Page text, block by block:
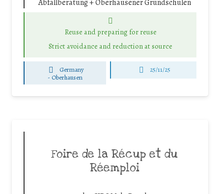
Abfallberatung + Oberhausener Grundschulen
Reuse and preparing for reuse
Strict avoidance and reduction at source
Germany
- Oberhausen
25/11/25
Foire de la Récup et du
Réemploi